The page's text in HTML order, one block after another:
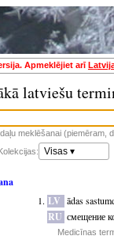
Apmeklējiet arī
latviešu
meklēšanai (piemēram,
Visas ▾
LV ādas
RU смещение
Medicīnas